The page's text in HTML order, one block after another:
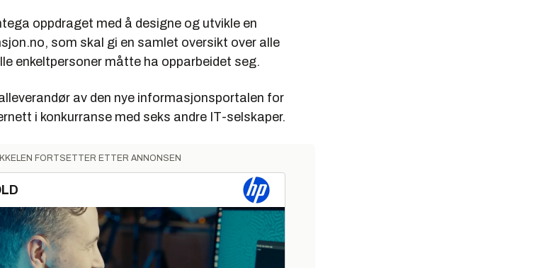
oppdraget med å designe og utvikle en
som skal gi en samlet oversikt over alle
enkeltpersoner måtte ha opparbeidet seg.
av den nye informasjonsportalen for
i konkurranse med seks andre IT-selskaper.
FORTSETTER ETTER ANNONSEN